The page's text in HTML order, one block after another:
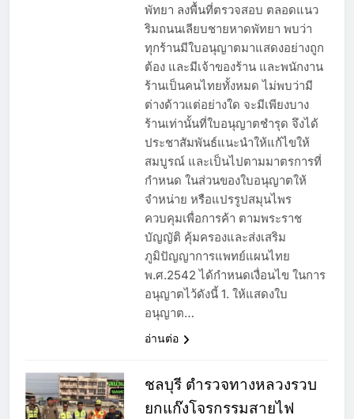
พัทยา ลงพื้นที่ตรวจสอบ ตลอดแนว
ริมถนนเลียบชายหาดพัทยา พบว่า
ทุกร้านมีใบอนุญาตมาแสดงอย่างถูก
ต้อง และมีเจ้าของร้าน และพนักงาน
ร้านเป็นคนไทยทั้งหมด ไม่พบว่ามี
ต่างด้าวแต่อย่างใด จะมีเพียงบาง
ร้านเท่านั้นที่ใบอนุญาตชำรุด จึงได้
ประชาสัมพันธ์แนะนำให้แก้ไขให้
สมบูรณ์ และเป็นไปตามมาตรการที่
กำหนด ในส่วนของใบอนุญาตให้
จำหน่าย หรือแปรรูปสมุนไพร
ควบคุมเพื่อการค้า ตามพระราช
บัญญัติ คุ้มครองและส่งเสริม
ภูมิปัญญาการแพทย์แผนไทย
พ.ศ.2542 ได้กำหนดเงื่อนไข ในการ
อนุญาตไว้ดังนี้ 1. ให้แสดงใบ
อนุญาต…
อ่านต่อ
ชลบุรี ตำรวจทางหลวงรวบ
ยกแก๊งโจรกรรมสายไฟ